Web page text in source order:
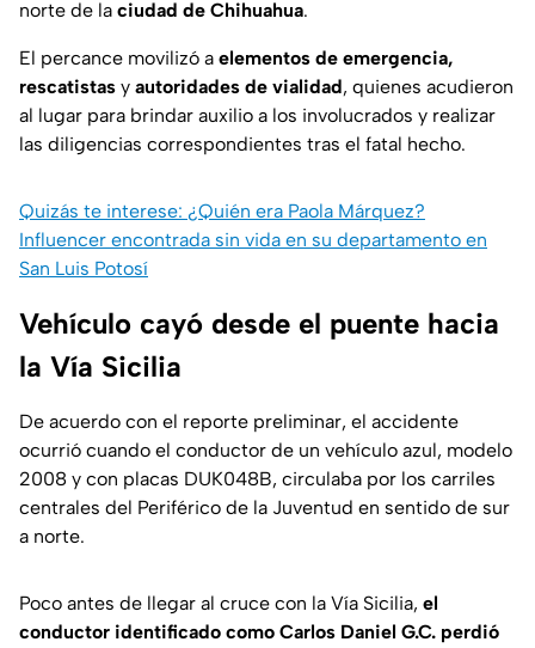
norte de la ciudad de Chihuahua.
El percance movilizó a elementos de emergencia,
rescatistas y autoridades de vialidad, quienes acudieron
al lugar para brindar auxilio a los involucrados y realizar
las diligencias correspondientes tras el fatal hecho.
Quizás te interese: ¿Quién era Paola Márquez?
Influencer encontrada sin vida en su departamento en
San Luis Potosí
Vehículo cayó desde el puente hacia
la Vía Sicilia
De acuerdo con el reporte preliminar, el accidente
ocurrió cuando el conductor de un vehículo azul, modelo
2008 y con placas DUK048B, circulaba por los carriles
centrales del Periférico de la Juventud en sentido de sur
a norte.
Poco antes de llegar al cruce con la Vía Sicilia, el
conductor identificado como Carlos Daniel G.C. perdió